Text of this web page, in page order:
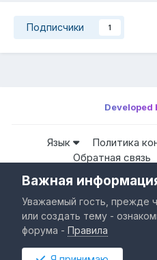
Подписчики 1
Developed
Язык
Политика
Обратная связь
Powered by
Важная
Уважаемый гость, прежде
или создать тему -
форума -Правила